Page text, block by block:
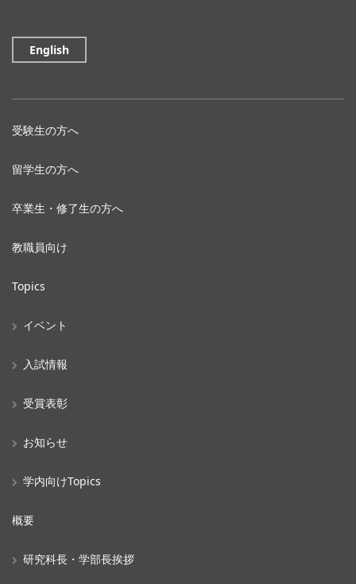
English
受験生の方へ
留学生の方へ
卒業生・修了生の方へ
教職員向け
Topics
イベント
入試情報
受賞表彰
お知らせ
学内向けTopics
概要
研究科長・学部長挨拶